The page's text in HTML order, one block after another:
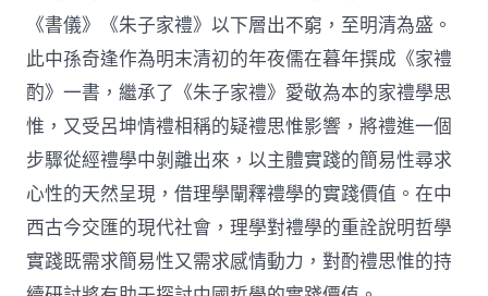
化
禮
制
到
道
理
天
然：
孫
奇
逢
酌
禮
《書儀》《朱子家禮》以下層出不窮，至明清為盛。
此中孫奇逢作為明末清初的年夜儒在暮年撰成《家禮
酌》一書，繼承了《朱子家禮》愛敬為本的家禮學思
惟，又受呂坤情禮相稱的疑禮思惟影響，將禮進一個
步驟從經禮學中剝離出來，以主體實踐的簡易性尋求
心性的天然呈現，借理學闡釋禮學的實踐價值。在中
西古今交匯的現代社會，理學對禮學的重詮說明哲學
實踐既需求簡易性又需求感情動力，對酌禮思惟的持